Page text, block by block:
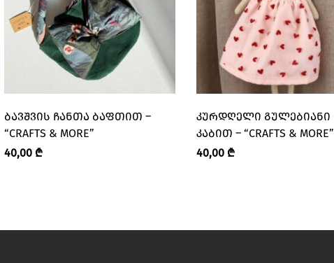
ᲑᲐᲕᲨᲕᲘᲡ ᲩᲐᲜᲗᲐ ᲑᲐᲤᲗᲘᲗ –
“CRAFTS & MORE”
40,00 ₾
ᲙᲣᲠᲓᲦᲔᲚᲘ ᲒᲣᲚᲔᲑᲘᲐᲜᲘ
ᲙᲐᲑᲘᲗ – “CRAFTS & MORE”
40,00 ₾